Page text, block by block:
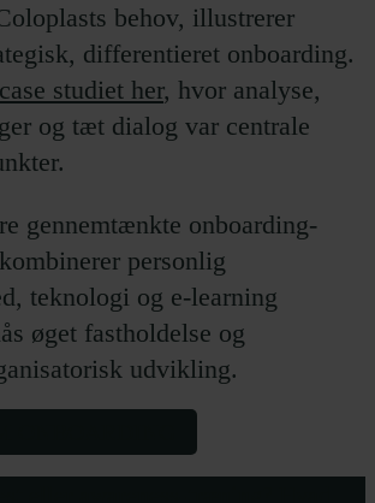
behov, illustrerer
differentieret onboarding.
studiet her, hvor analyse,
og tæt dialog var centrale
gennemtænkte onboarding-
personlig
teknologi og e-learning
øget fastholdelse og
udvikling.